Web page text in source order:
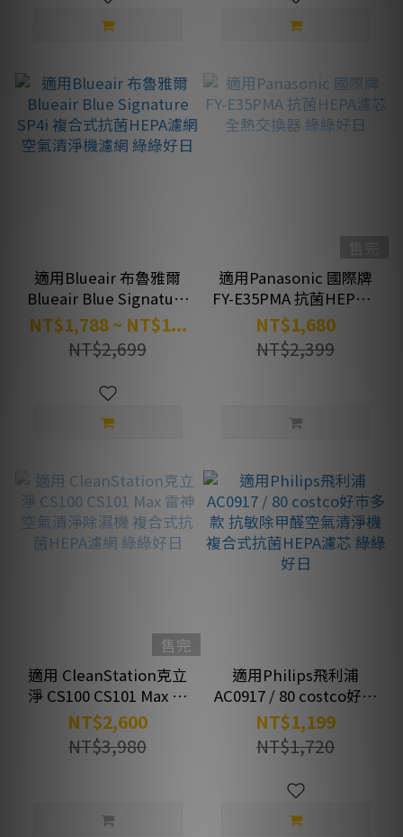
適用Blueair 布魯雅爾
Blueair Blue Signature
SP4i 複合式抗菌HEPA濾
網 空氣清淨機濾網 綠綠
好日
NT$1,788 ~ NT$1...
NT$2,699
適用Panasonic 國際牌
FY-E35PMA 抗菌HEPA濾
芯 全熱交換器 綠綠好日
NT$1,680
NT$2,399
售完
適用 CleanStation克立
淨 CS100 CS101 Max 雷
神空氣清淨除濕機 複合
式抗菌HEPA濾網 綠綠好
日
NT$2,600
NT$3,980
適用Philips飛利浦
AC0917 / 80 costco好巿
多款 抗敏除甲醛空氣清
淨機 複合式抗菌HEPA濾
芯 綠綠好日
NT$1,199
NT$1,720